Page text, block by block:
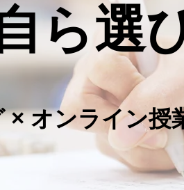
選び
× オンライン授